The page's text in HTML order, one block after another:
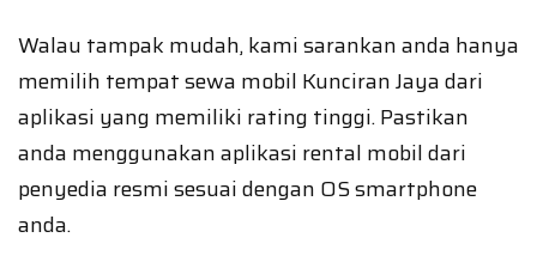
Walau tampak mudah, kami sarankan anda hanya
memilih tempat sewa mobil Kunciran Jaya dari
aplikasi yang memiliki rating tinggi. Pastikan
anda menggunakan aplikasi rental mobil dari
penyedia resmi sesuai dengan OS smartphone
anda.